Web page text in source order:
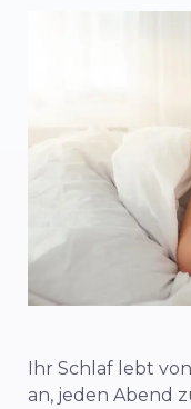
Ihr Schlaf lebt
an, jeden Abend